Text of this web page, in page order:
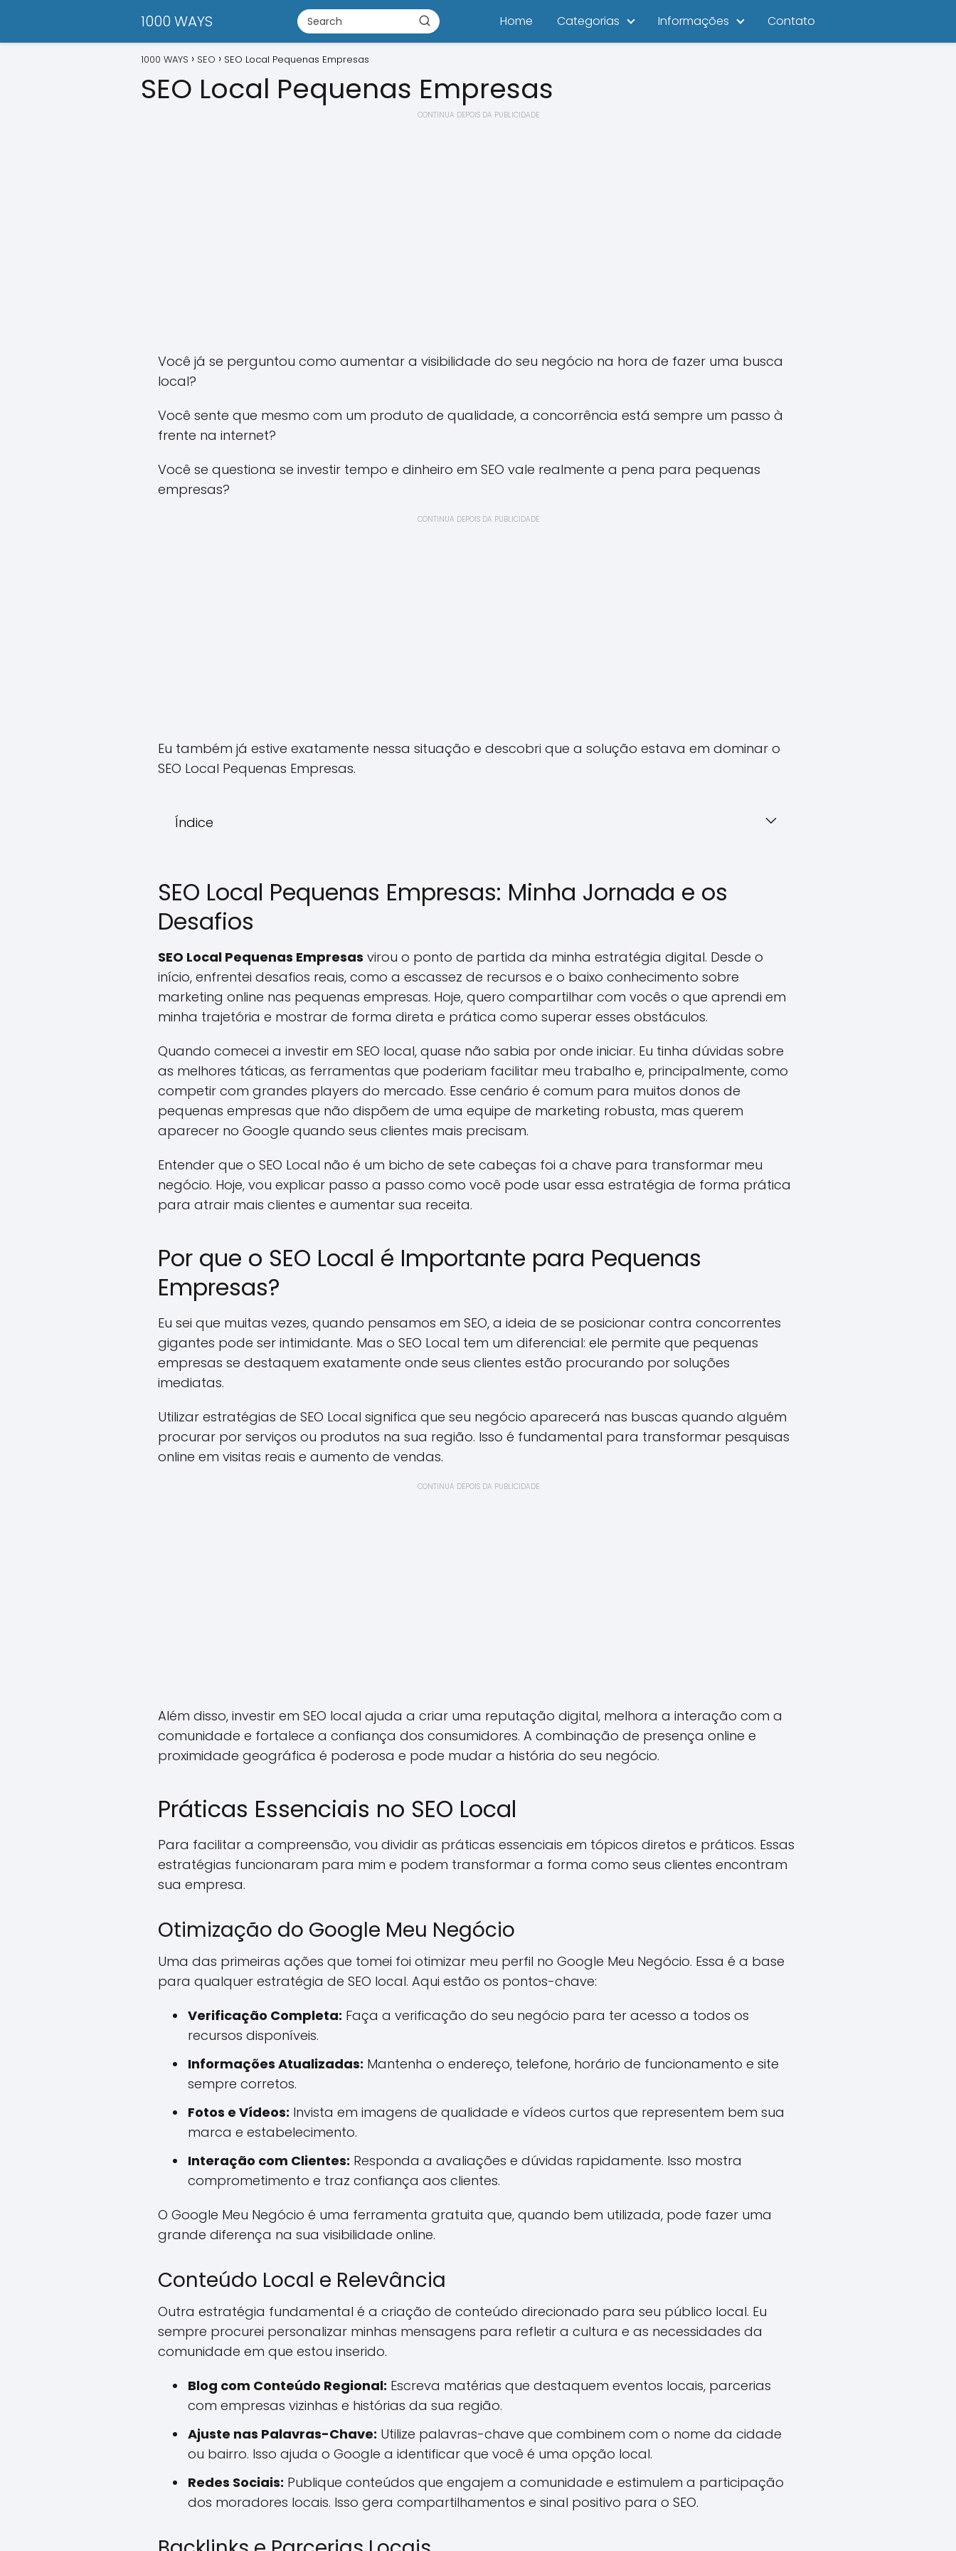
1000 WAYS Home Categorias Informações Contato
1000 WAYS SEO SEO Local Pequenas Empresas
SEO Local Pequenas Empresas
CONTINUA DEPOIS DA PUBLICIDADE
Você já se perguntou como aumentar a visibilidade do seu negócio na hora de fazer uma busca
local?
Você sente que mesmo com um produto de qualidade, a concorrência está sempre um passo à
frente na internet?
Você se questiona se investir tempo e dinheiro em SEO vale realmente a pena para pequenas
empresas?
CONTINUA DEPOIS DA PUBLICIDADE
Eu também já estive exatamente nessa situação e descobri que a solução estava em dominar o
SEO Local Pequenas Empresas.
Índice
SEO Local Pequenas Empresas: Minha Jornada e os
Desafios
SEO Local Pequenas Empresas virou o ponto de partida da minha estratégia digital. Desde o
início, enfrentei desafios reais, como a escassez de recursos e o baixo conhecimento sobre
marketing online nas pequenas empresas. Hoje, quero compartilhar com vocês o que aprendi em
minha trajetória e mostrar de forma direta e prática como superar esses obstáculos.
Quando comecei a investir em SEO local, quase não sabia por onde iniciar. Eu tinha dúvidas sobre
as melhores táticas, as ferramentas que poderiam facilitar meu trabalho e, principalmente, como
competir com grandes players do mercado. Esse cenário é comum para muitos donos de
pequenas empresas que não dispõem de uma equipe de marketing robusta, mas querem
aparecer no Google quando seus clientes mais precisam.
Entender que o SEO Local não é um bicho de sete cabeças foi a chave para transformar meu
negócio. Hoje, vou explicar passo a passo como você pode usar essa estratégia de forma prática
para atrair mais clientes e aumentar sua receita.
Por que o SEO Local é Importante para Pequenas
Empresas?
Eu sei que muitas vezes, quando pensamos em SEO, a ideia de se posicionar contra concorrentes
gigantes pode ser intimidante. Mas o SEO Local tem um diferencial: ele permite que pequenas
empresas se destaquem exatamente onde seus clientes estão procurando por soluções
imediatas.
Utilizar estratégias de SEO Local significa que seu negócio aparecerá nas buscas quando alguém
procurar por serviços ou produtos na sua região. Isso é fundamental para transformar pesquisas
online em visitas reais e aumento de vendas.
CONTINUA DEPOIS DA PUBLICIDADE
Além disso, investir em SEO local ajuda a criar uma reputação digital, melhora a interação com a
comunidade e fortalece a confiança dos consumidores. A combinação de presença online e
proximidade geográfica é poderosa e pode mudar a história do seu negócio.
Práticas Essenciais no SEO Local
Para facilitar a compreensão, vou dividir as práticas essenciais em tópicos diretos e práticos. Essas
estratégias funcionaram para mim e podem transformar a forma como seus clientes encontram
sua empresa.
Otimização do Google Meu Negócio
Uma das primeiras ações que tomei foi otimizar meu perfil no Google Meu Negócio. Essa é a base
para qualquer estratégia de SEO local. Aqui estão os pontos-chave:
Verificação Completa: Faça a verificação do seu negócio para ter acesso a todos os
recursos disponíveis.
Informações Atualizadas: Mantenha o endereço, telefone, horário de funcionamento e site
sempre corretos.
Fotos e Vídeos: Invista em imagens de qualidade e vídeos curtos que representem bem sua
marca e estabelecimento.
Interação com Clientes: Responda a avaliações e dúvidas rapidamente. Isso mostra
comprometimento e traz confiança aos clientes.
O Google Meu Negócio é uma ferramenta gratuita que, quando bem utilizada, pode fazer uma
grande diferença na sua visibilidade online.
Conteúdo Local e Relevância
Outra estratégia fundamental é a criação de conteúdo direcionado para seu público local. Eu
sempre procurei personalizar minhas mensagens para refletir a cultura e as necessidades da
comunidade em que estou inserido.
Blog com Conteúdo Regional: Escreva matérias que destaquem eventos locais, parcerias
com empresas vizinhas e histórias da sua região.
Ajuste nas Palavras-Chave: Utilize palavras-chave que combinem com o nome da cidade
ou bairro. Isso ajuda o Google a identificar que você é uma opção local.
Redes Sociais: Publique conteúdos que engajem a comunidade e estimulem a participação
dos moradores locais. Isso gera compartilhamentos e sinal positivo para o SEO.